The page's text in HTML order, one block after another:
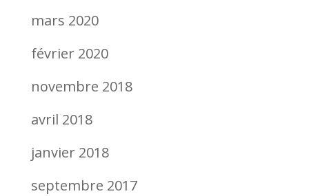
mars 2020
février 2020
novembre 2018
avril 2018
janvier 2018
septembre 2017